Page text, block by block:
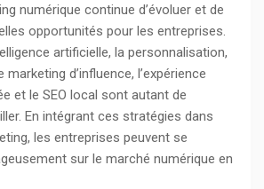
numérique continue d’évoluer et de
opportunités pour les entreprises.
artificielle, la personnalisation,
d’influence, l’expérience
et le SEO local sont autant de
En intégrant ces stratégies dans
les entreprises peuvent se
sur le marché numérique en